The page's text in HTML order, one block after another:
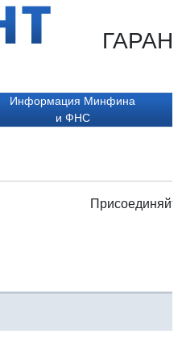
Информация Минфина
и ФНС